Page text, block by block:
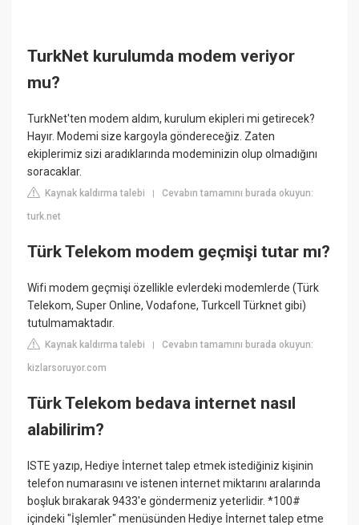
TurkNet kurulumda modem veriyor
mu?
TurkNet'ten modem aldım, kurulum ekipleri mi getirecek?
Hayır. Modemi size kargoyla göndereceğiz. Zaten
ekiplerimiz sizi aradıklarında modeminizin olup olmadığını
soracaklar.
Kaynak kaldırma talebi |Cevabın tamamını burada okuyun:
turk.net
Türk Telekom modem geçmişi tutar mı?
Wifi modem geçmişi özellikle evlerdeki modemlerde (Türk
Telekom, Super Online, Vodafone, Turkcell Türknet gibi)
tutulmamaktadır.
Kaynak kaldırma talebi |Cevabın tamamını burada okuyun:
kizlarsoruyor.com
Türk Telekom bedava internet nasıl
alabilirim?
ISTE yazıp, Hediye İnternet talep etmek istediğiniz kişinin
telefon numarasını ve istenen internet miktarını aralarında
boşluk bırakarak 9433'e göndermeniz yeterlidir. *100#
içindeki "İşlemler" menüsünden Hediye İnternet talep etme